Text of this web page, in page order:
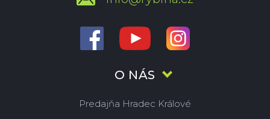
O NÁS
Predajňa Hradec Králové